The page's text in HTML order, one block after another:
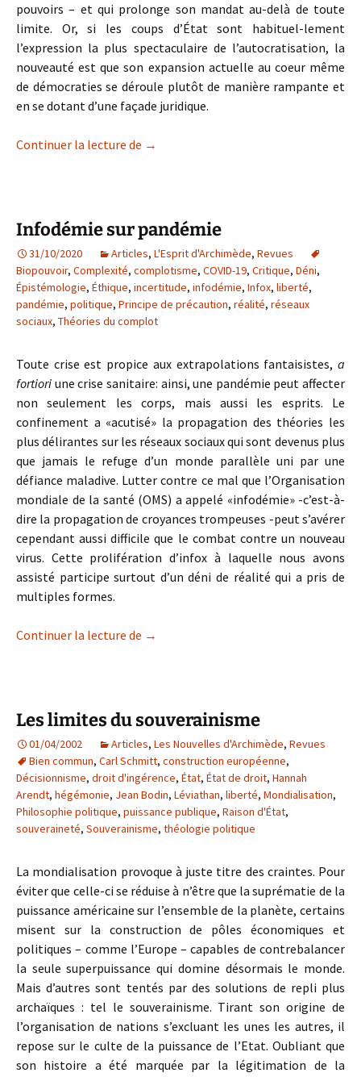
pouvoirs – et qui prolonge son mandat au-delà de toute
limite. Or, si les coups d’État sont habituel-lement
l’expression la plus spectaculaire de l’autocratisation, la
nouveauté est que son expansion actuelle au coeur même
de démocraties se déroule plutôt de manière rampante et
en se dotant d’une façade juridique.
Continuer la lecture de L’autocratisation qui vient …
→
Infodémie sur pandémie
31/10/2020 Articles, L'Esprit d'Archimède, Revues
Biopouvoir, Complexité, complotisme, COVID-19, Critique, Déni,
Épistémologie, Éthique, incertitude, infodémie, Infox, liberté,
pandémie, politique, Principe de précaution, réalité, réseaux
sociaux, Théories du complot
Toute crise est propice aux extrapolations fantaisistes, a
fortiori une crise sanitaire: ainsi, une pandémie peut affecter
non seulement les corps, mais aussi les esprits. Le
confinement a «acutisé» la propagation des théories les
plus délirantes sur les réseaux sociaux qui sont devenus plus
que jamais le refuge d’un monde parallèle uni par une
défiance maladive. Lutter contre ce mal que l’Organisation
mondiale de la santé (OMS) a appelé «infodémie» -c’est-à-
dire la propagation de croyances trompeuses -peut s’avérer
cependant aussi difficile que le combat contre un nouveau
virus. Cette prolifération d’infox à laquelle nous avons
assisté participe surtout d’un déni de réalité qui a pris de
multiples formes.
Continuer la lecture de Infodémie sur pandémie
→
Les limites du souverainisme
01/04/2002 Articles, Les Nouvelles d'Archimède, Revues
Bien commun, Carl Schmitt, construction européenne,
Décisionnisme, droit d'ingérence, État, État de droit, Hannah
Arendt, hégémonie, Jean Bodin, Léviathan, liberté, Mondialisation,
Philosophie politique, puissance publique, Raison d'État,
souveraineté, Souverainisme, théologie politique
La mondialisation provoque à juste titre des craintes. Pour
éviter que celle-ci se réduise à n’être que la suprématie de la
puissance américaine sur l’ensemble de la planète, certains
misent sur la construction de pôles économiques et
politiques – comme l’Europe – capables de contrebalancer
la seule superpuissance qui domine désormais le monde.
Mais d’autres sont tentés par des solutions de repli plus
archaïques : tel le souverainisme. Tirant son origine de
l’organisation de nations s’excluant les unes les autres, il
repose sur le culte de la puissance de l’Etat. Oubliant que
son histoire a été marquée par la légitimation de la